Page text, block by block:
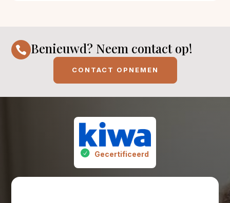
 Benieuwd? Neem contact op!
CONTACT OPNEMEN
Gecertificeerd